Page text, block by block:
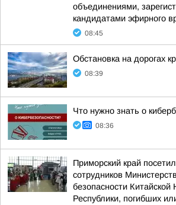
объединениями,
кандидатами эфирного
08:45
Обстановка на дорогах
08:39
Что нужно знать о
08:36
Приморский край
сотрудников
безопасности Китайской
Республики, погибших